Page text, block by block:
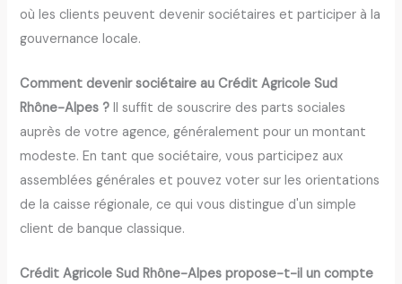
où les clients peuvent devenir sociétaires et participer à la
gouvernance locale.
Comment devenir sociétaire au Crédit Agricole Sud
Rhône-Alpes ? Il suffit de souscrire des parts sociales
auprès de votre agence, généralement pour un montant
modeste. En tant que sociétaire, vous participez aux
assemblées générales et pouvez voter sur les orientations
de la caisse régionale, ce qui vous distingue d'un simple
client de banque classique.
Crédit Agricole Sud Rhône-Alpes propose-t-il un compte